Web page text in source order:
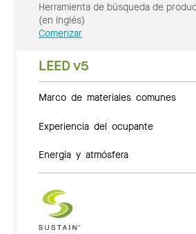
Herramienta de búsqueda de
(en inglés)
Comenzar
LEED v5
Marco de materiales comunes
Experiencia del ocupante
Energía y atmósfera